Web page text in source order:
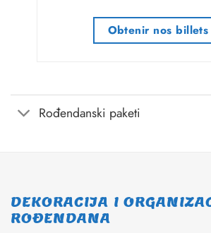
Obtenir nos billets
Rođendanski paketi
DEKORACIJA I
ROĐENDANA